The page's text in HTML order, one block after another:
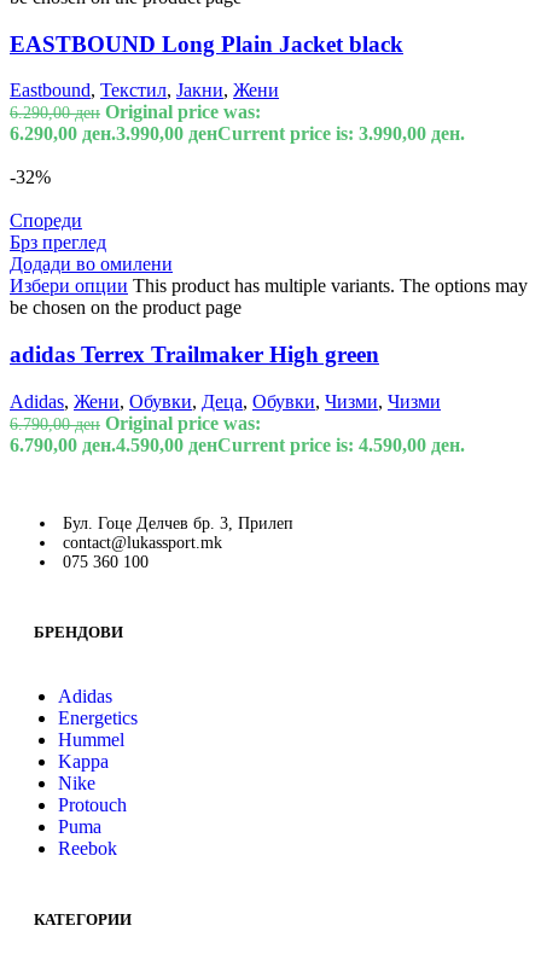
EASTBOUND Long Plain Jacket black
Eastbound, Текстил, Јакни, Жени
6.290,00ден Original price was:
6.290,00 ден.3.990,00 денCurrent price is: 3.990,00 ден.
-32%
Спореди
Брз преглед
Додади во омилени
Избери опции This product has multiple variants. The options may
be chosen on the product page
adidas Terrex Trailmaker High green
Adidas, Жени, Обувки, Деца, Обувки, Чизми, Чизми
6.790,00ден Original price was:
6.790,00 ден.4.590,00 денCurrent price is: 4.590,00 ден.
Бул. Гоце Делчев бр. 3, Прилеп
contact@lukassport.mk
075 360 100
БРЕНДОВИ
Adidas
Energetics
Hummel
Kappa
Nike
Protouch
Puma
Reebok
КАТЕГОРИИ